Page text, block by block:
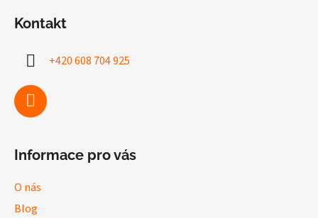
Kontakt
+420 608 704 925
Informace pro vás
O nás
Blog